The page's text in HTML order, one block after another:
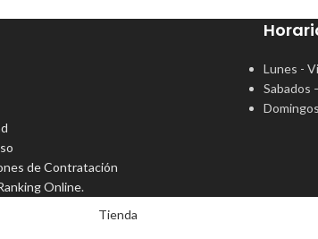
de Contratación
Lunes -
Sabados
Online.
Tienda